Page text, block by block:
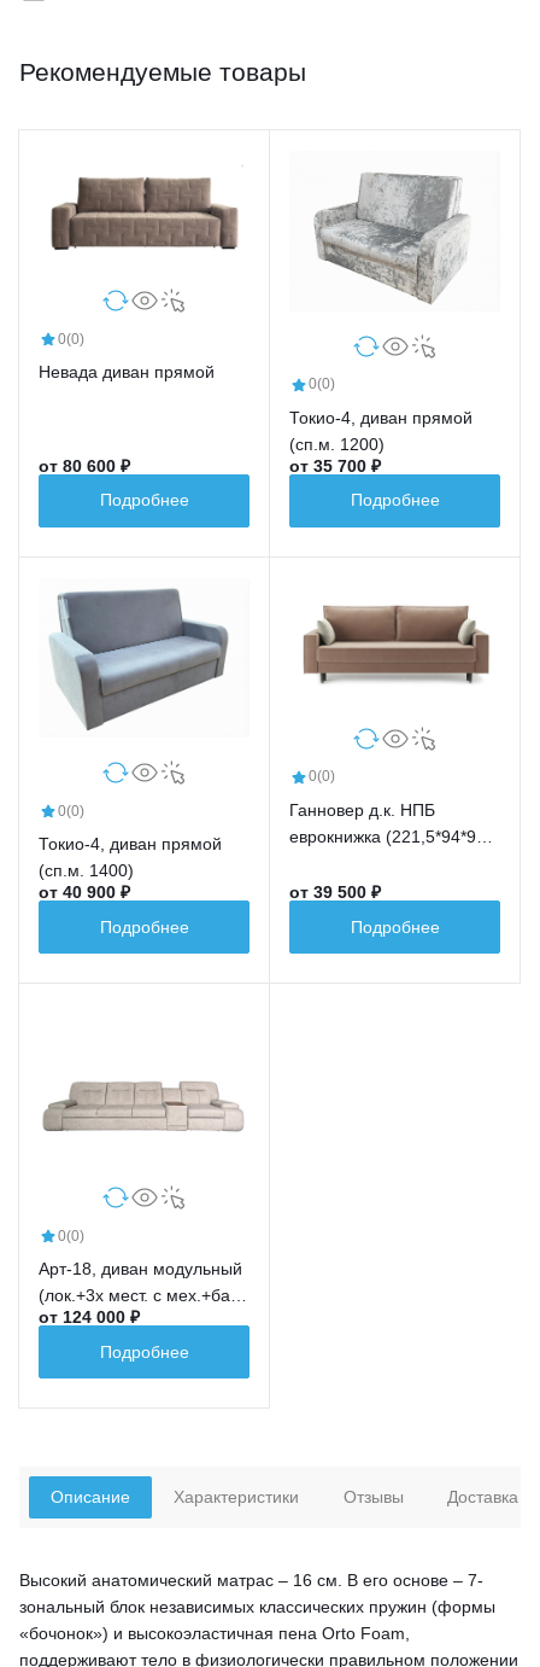
Рекомендуемые товары
0(0)
Невада диван прямой
от 80 600 ₽
Подробнее
0(0)
Токио-4, диван прямой
(сп.м. 1200)
от 35 700 ₽
Подробнее
0(0)
Токио-4, диван прямой
(сп.м. 1400)
от 40 900 ₽
Подробнее
0(0)
Ганновер д.к. НПБ
еврокнижка (221,5*94*91,5
от 39 500 ₽
Подробнее
0(0)
Арт-18, диван модульный
(лок.+3х мест. с мех.+бар
новый+ср.кр.+лок.)
от 124 000 ₽
Подробнее
Описание
Высокий анатомический матрас – 16 см. В его основе – 7-
зональный блок независимых классических пружин (формы
«бочонок») и высокоэластичная пена Orto Foam,
поддерживают тело в физиологически правильном положении
Характеристики Отзывы Доставка